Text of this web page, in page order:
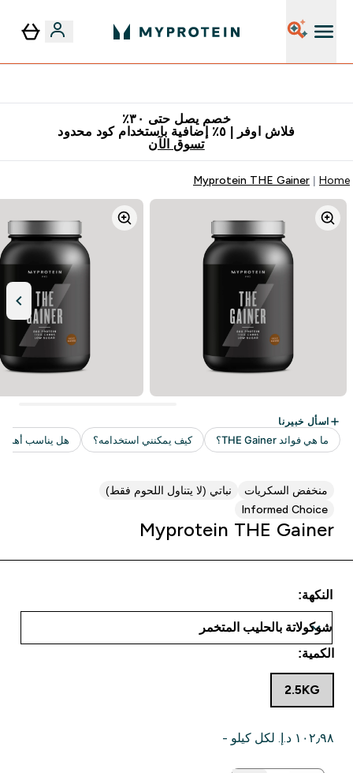
خصم يصل حتى ٣٠٪
فلاش اوفر | ٥٪ إضافية باستخدام كود محدود
تسوق الآن
Home
Myprotein THE Gainer
منخفض السكريات
نباتي (لا يتناول اللحوم فقط)
Informed Choice
Myprotein THE Gainer
النكهة:
الكمية:
2.5KG
١٠٢٫٩٨ د.إ.‏‎ لكل كيلو -